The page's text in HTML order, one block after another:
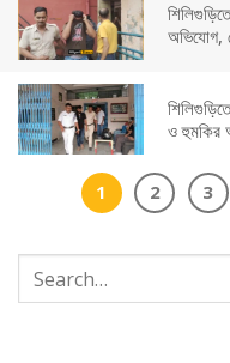
অভিযোগ,
ও হুমকির
1 2 3